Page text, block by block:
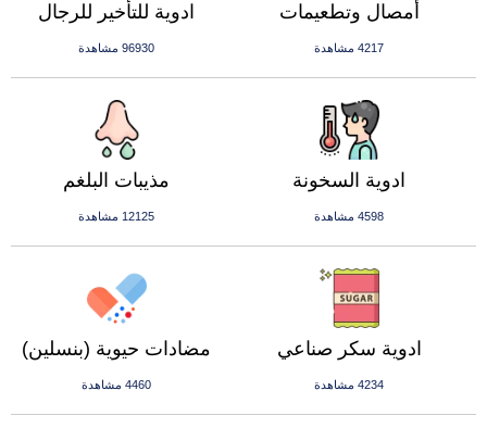
ادوية للتأخير للرجال
96930 مشاهدة
أمصال وتطعيمات
4217 مشاهدة
مذيبات البلغم
12125 مشاهدة
ادوية السخونة
4598 مشاهدة
مضادات حيوية (بنسلين)
4460 مشاهدة
ادوية سكر صناعي
4234 مشاهدة